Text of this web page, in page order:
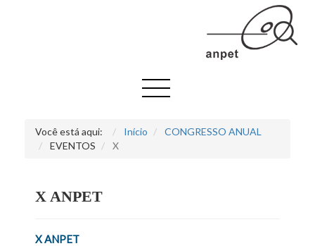
Você está aqui: Início
CONGRESSO ANUAL
EVENTOS
X
X ANPET
X ANPET